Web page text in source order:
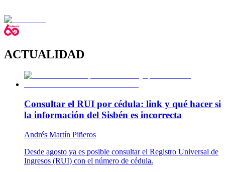
ACTUALIDAD
Consultar el RUI por cédula: link y qué hacer si
la información del Sisbén es incorrecta
Andrés Martín Piñeros
Desde agosto ya es posible consultar el Registro Universal de
Ingresos (RUI) con el número de cédula.